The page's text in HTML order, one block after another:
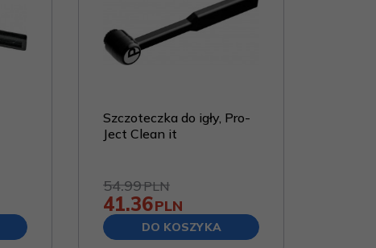
Szczoteczka do igły, Pro-
Ject Clean it
54.99PLN
41.36PLN
DO KOSZYKA